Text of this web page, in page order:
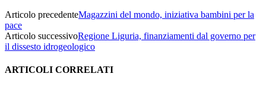
Articolo precedenteMagazzini del mondo, iniziativa bambini per la
pace
Articolo successivoRegione Liguria, finanziamenti dal governo per
il dissesto idrogeologico
ARTICOLI CORRELATI